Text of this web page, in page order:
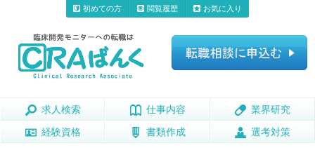
初めての方 閲覧履歴 お気に入り
求人検索
求人検索 仕事内容
仕事内容 業界研究
業界研究
経験資格
経験資格 書類作成
書類作成 選考対策
選考対策